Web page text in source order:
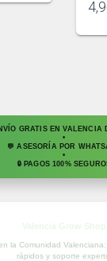
GRATIS EN VALENCIA
•
💬 ASESORÍA POR
•
🔒 PAGOS 100%
la Comunidad
rápidos y soporte